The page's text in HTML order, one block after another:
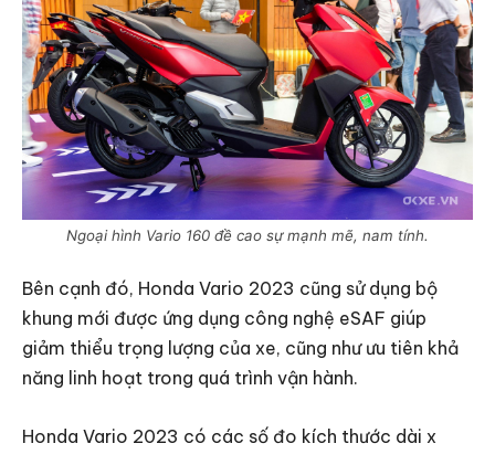
Ngoại hình Vario 160 đề cao sự mạnh mẽ, nam tính.
Bên cạnh đó, Honda Vario 2023 cũng sử dụng bộ
khung mới được ứng dụng công nghệ eSAF giúp
giảm thiểu trọng lượng của xe, cũng như ưu tiên khả
năng linh hoạt trong quá trình vận hành.
Honda Vario 2023 có các số đo kích thước dài x